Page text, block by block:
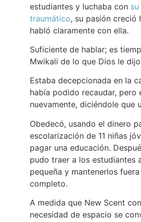
estudiantes y luchaba con
traumático, su pasión creció
habló claramente con ella.
Suficiente de hablar; es
Mwikali de lo que Dios le
Estaba decepcionada en la
había podido recaudar, pero
nuevamente, diciéndole que
Obedecó, usando el dinero
escolarización de 11 niñas
pagar una educación.
pudo traer a los estudiantes
pequeña y mantenerlos
completo.
A medida que New Scent
necesidad de espacio se